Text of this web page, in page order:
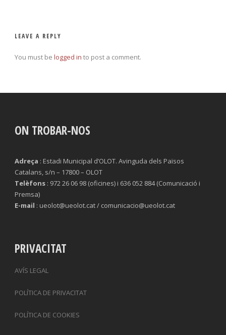
LEAVE A REPLY
You must be logged in to post a comment.
ON TROBAR-NOS
Adreça : Estadi Municipal d’OLOT. Avinguda dels Països
Catalans, s/n – 17800 – OLOT
Telèfons : 972 26 06 98 (oficines) i 636 052 884 (Comunicació i
Premsa)
E-mail : ueolot@ueolot.cat / comunicacio@ueolot.cat
PRIVACITAT
AVÍS LEGAL
POLÍTICA DE PRIVACITAT
POLÍTICA DE COOKIES